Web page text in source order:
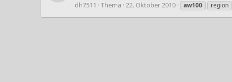
dh7511
Thema 22. Oktober 2010 aw100 region